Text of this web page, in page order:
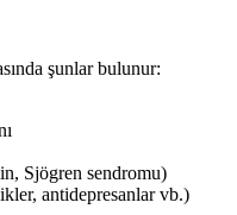
şunlar bulunur:
Sjögren sendromu)
antidepresanlar vb.)